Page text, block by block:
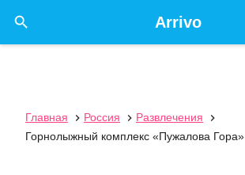
Arrivo

Главная  Россия  Развлечения

Горнолыжный комплекс «Пужалова Гора»